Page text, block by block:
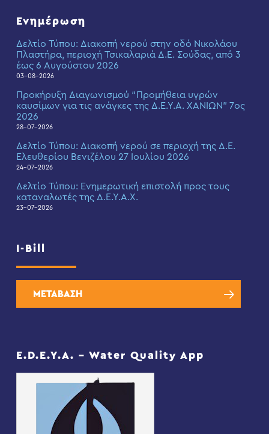
Ενημέρωση
Δελτίο Τύπου: Διακοπή νερού στην οδό Νικολάου
Πλαστήρα, περιοχή Τσικαλαριά Δ.Ε. Σούδας, από 3
έως 6 Αυγούστου 2026
03-08-2026
Προκήρυξη Διαγωνισμού “Προμήθεια υγρών
καυσίμων για τις ανάγκες της Δ.Ε.Υ.Α. ΧΑΝΙΩΝ” 7ος
2026
28-07-2026
Δελτίο Τύπου: Διακοπή νερού σε περιοχή της Δ.Ε.
Ελευθερίου Βενιζέλου 27 Ιουλίου 2026
24-07-2026
Δελτίο Τύπου: Eνημερωτική επιστολή προς τους
καταναλωτές της Δ.Ε.Υ.Α.Χ.
23-07-2026
I-Bill
ΜΕΤΑΒΑΣΗ
E.D.E.Y.A. – Water Quality App